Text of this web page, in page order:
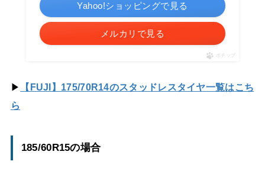
Yahoo!ショッピングで見る
メルカリで見る
ポチップ
▶
【FUJI】175/70R14のスタッドレスタイヤ一覧はこち
ら
185/60R15の場合